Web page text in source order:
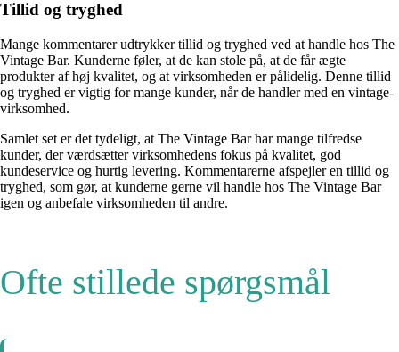
Tillid og tryghed
Mange kommentarer udtrykker tillid og tryghed ved at handle hos The
Vintage Bar. Kunderne føler, at de kan stole på, at de får ægte
produkter af høj kvalitet, og at virksomheden er pålidelig. Denne tillid
og tryghed er vigtig for mange kunder, når de handler med en vintage-
virksomhed.
Samlet set er det tydeligt, at The Vintage Bar har mange tilfredse
kunder, der værdsætter virksomhedens fokus på kvalitet, god
kundeservice og hurtig levering. Kommentarerne afspejler en tillid og
tryghed, som gør, at kunderne gerne vil handle hos The Vintage Bar
igen og anbefale virksomheden til andre.
Ofte stillede spørgsmål